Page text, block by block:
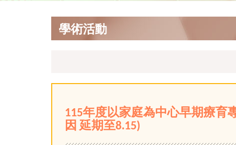
學術活動
115年度以家庭為中心早期療育
因 延期至8.15)